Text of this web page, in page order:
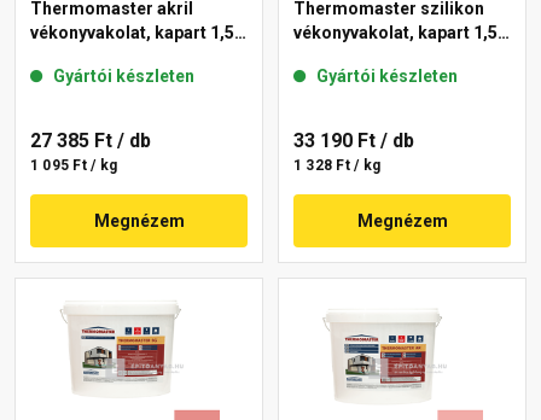
Thermomaster akril
vékonyvakolat, kapart 1,5
Gyártói készleten
27 385 Ft / db
1 095 Ft / kg
Megnézem
Thermomaster szilikon
vékonyvakolat, kapart 1,5
Gyártói készleten
33 190 Ft / db
1 328 Ft / kg
Megnézem